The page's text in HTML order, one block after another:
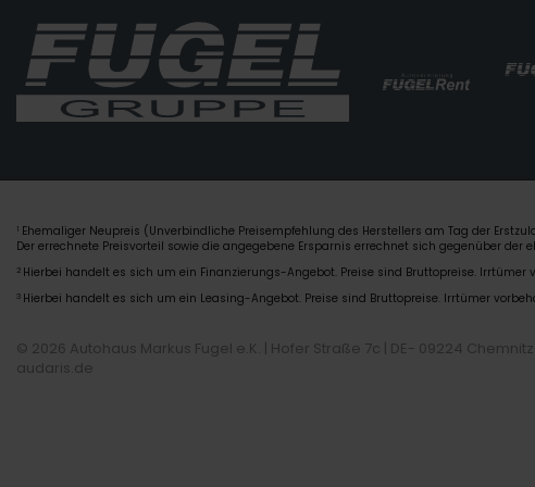
1 Ehemaliger Neupreis (Unverbindliche Preisempfehlung des Herstellers am Tag der
Der errechnete Preisvorteil sowie die angegebene Ersparnis errechnet sich gegenüber
2 Hierbei handelt es sich um ein Finanzierungs-Angebot. Preise sind Bruttopreise. Irrtümer
3 Hierbei handelt es sich um ein Leasing-Angebot. Preise sind Bruttopreise. Irrtümer
© 2026 Autohaus Markus Fugel e.K. | Hofer Straße 7c | DE- 09224
audaris.de